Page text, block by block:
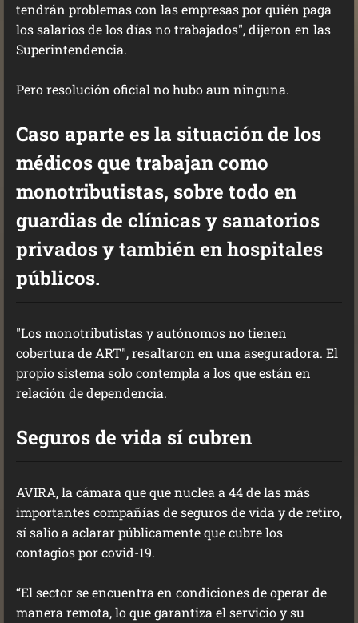
tendrán problemas con las empresas por quién paga
los salarios de los días no trabajados", dijeron en las
Superintendencia.
Pero resolución oficial no hubo aun ninguna.
Caso aparte es la situación de los
médicos que trabajan como
monotributistas, sobre todo en
guardias de clínicas y sanatorios
privados y también en hospitales
públicos.
"Los monotributistas y autónomos no tienen
cobertura de ART", resaltaron en una aseguradora. El
propio sistema solo contempla a los que están en
relación de dependencia.
Seguros de vida sí cubren
AVIRA, la cámara que que nuclea a 44 de las más
importantes compañías de seguros de vida y de retiro,
sí salio a aclarar públicamente que cubre los
contagios por covid-19.
“El sector se encuentra en condiciones de operar de
manera remota, lo que garantiza el servicio y su